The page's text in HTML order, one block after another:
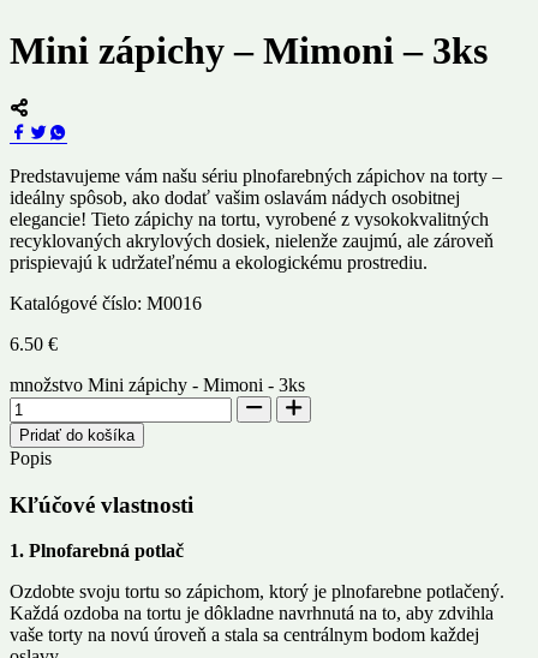
Mini zápichy – Mimoni – 3ks
Predstavujeme vám našu sériu plnofarebných zápichov na torty –
ideálny spôsob, ako dodať vašim oslavám nádych osobitnej
elegancie! Tieto zápichy na tortu, vyrobené z vysokokvalitných
recyklovaných akrylových dosiek, nielenže zaujmú, ale zároveň
prispievajú k udržateľnému a ekologickému prostrediu.
Katalógové číslo: M0016
6.50 €
množstvo Mini zápichy - Mimoni - 3ks
Pridať do košíka
Popis
Kľúčové vlastnosti
1. Plnofarebná potlač
Ozdobte svoju tortu so zápichom, ktorý je plnofarebne potlačený.
Každá ozdoba na tortu je dôkladne navrhnutá na to, aby zdvihla
vaše torty na novú úroveň a stala sa centrálnym bodom každej